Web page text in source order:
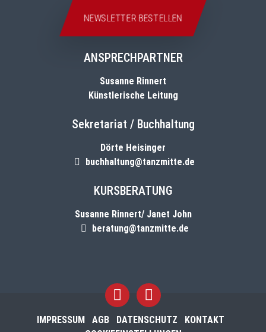
NEWSLETTER BESTELLEN
ANSPRECHPARTNER
Susanne Rinnert
Künstlerische Leitung
Sekretariat / Buchhaltung
Dörte Heisinger
buchhaltung@tanzmitte.de
KURSBERATUNG
Susanne Rinnert/ Janet John
beratung@tanzmitte.de
IMPRESSUM AGB DATENSCHUTZ
KONTAKT